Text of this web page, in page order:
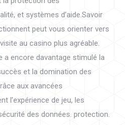
et systèmes d’aide.Savoir
peut vous orienter vers
au casino plus agréable.
a encore davantage stimulé la
et la domination des
aux avancées
l’expérience de jeu, les
des données. protection.